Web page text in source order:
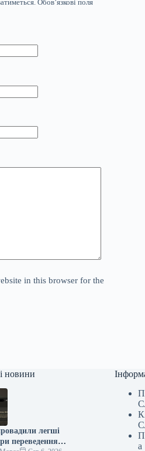
Обов’язкові поля
in this browser for the
новини
легші
переведення
а